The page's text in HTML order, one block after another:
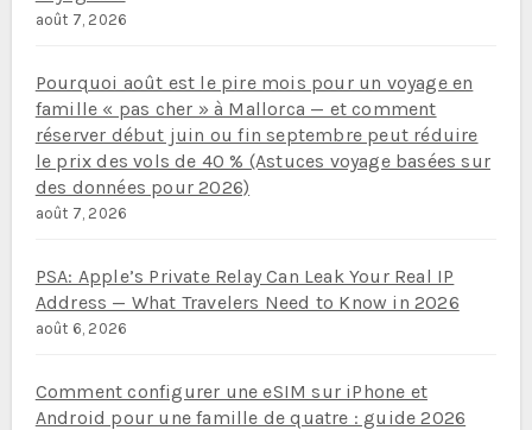
août 7, 2026
Pourquoi août est le pire mois pour un voyage en
famille « pas cher » à Mallorca — et comment
réserver début juin ou fin septembre peut réduire
le prix des vols de 40 % (Astuces voyage basées sur
des données pour 2026)
août 7, 2026
PSA: Apple’s Private Relay Can Leak Your Real IP
Address — What Travelers Need to Know in 2026
août 6, 2026
Comment configurer une eSIM sur iPhone et
Android pour une famille de quatre : guide 2026